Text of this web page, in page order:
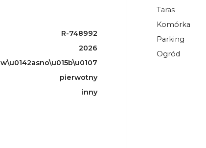
R-748992
2026
w\u0142asno\u015b\u0107
pierwotny
inny
Taras
Komórka
Parking
Ogród